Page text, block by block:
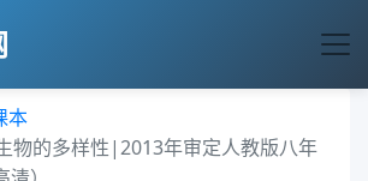
本
物的多样性|2013年审定人教版八年